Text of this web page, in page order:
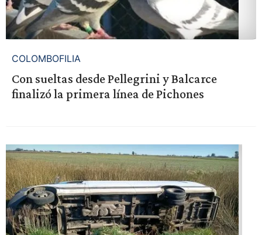
COLOMBOFILIA
Con sueltas desde Pellegrini y Balcarce
finalizó la primera línea de Pichones